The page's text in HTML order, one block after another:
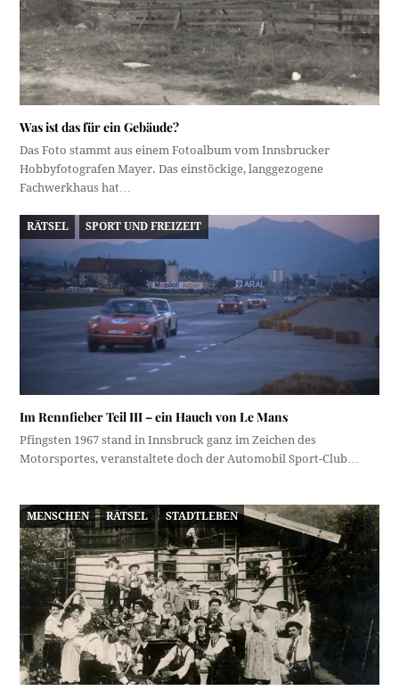
Was ist das für ein Gebäude?
Das Foto stammt aus einem Fotoalbum vom Innsbrucker
Hobbyfotografen Mayer. Das einstöckige, langgezogene
Fachwerkhaus hat…
RÄTSEL SPORT UND FREIZEIT
Im Rennfieber Teil III – ein Hauch von Le Mans
Pfingsten 1967 stand in Innsbruck ganz im Zeichen des
Motorsportes, veranstaltete doch der Automobil Sport-Club…
MENSCHEN RÄTSEL STADTLEBEN